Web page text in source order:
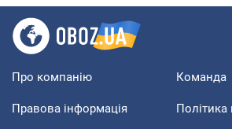
Про компанію Команда
Правова інформація Політика